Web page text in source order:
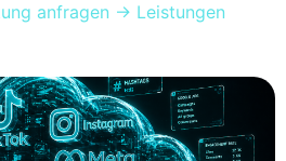
anfragen → Leistungen